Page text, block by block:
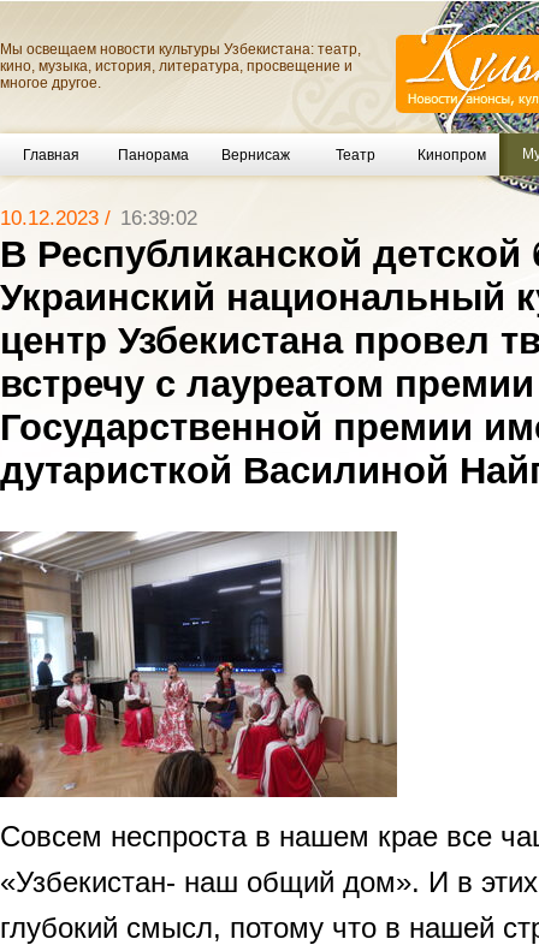
Мы освещаем новости культуры Узбекистана: театр,
кино, музыка, история, литература, просвещение и
многое другое.
Главная Панорама Вернисаж Театр Кинопром
10.12.2023 / 16:39:02
В Республиканской детской
Украинский национальный
центр Узбекистана провел
встречу с лауреатом
Государственной премии
дутаристкой Василиной
Совсем неспроста в нашем крае все
«Узбекистан- наш общий дом». И в
глубокий смысл, потому что в нашей